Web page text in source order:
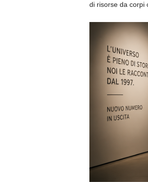
di risorse da corpi